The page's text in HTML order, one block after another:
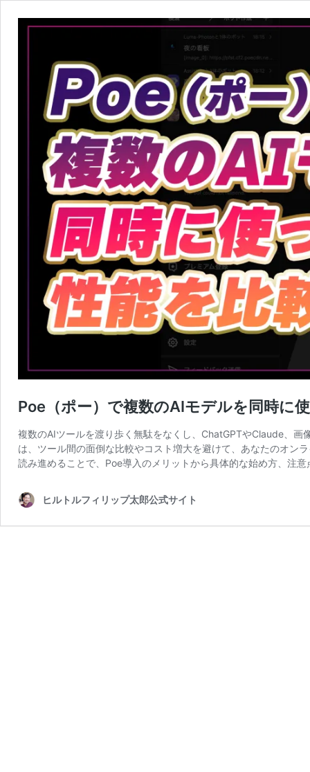
Poe（ポー）で複数のAIモデルを同時に
複数のAIツールを渡り歩く無駄をなくし、ChatGPTやClaude、
は、ツール間の面倒な比較やコスト増大を避けて、あなたのオン
読み進めることで、Poe導入のメリットから具体的な始め方、注
ヒルトルフィリップ太郎公式サイト